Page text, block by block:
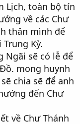
Lịch, toàn bộ tín
về các Chư
thân mình để
Kỳ.
Ngãi sẽ có lễ để
mong huynh
chia sẽ để anh
đến Chư
về Chư Thánh